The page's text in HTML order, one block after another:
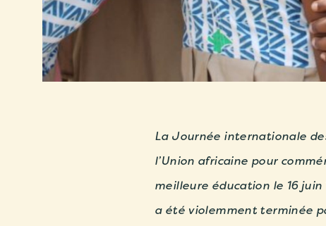
La Journée internationale
l’Union africaine pour
meilleure éducation le 16
a été violemment terminée